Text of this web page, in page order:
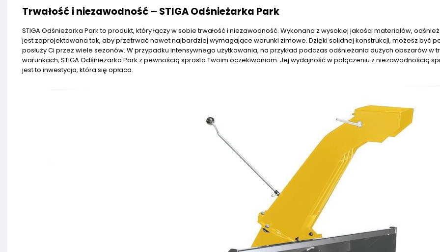
Trwałość i niezawodność – STIGA Odśnieżarka Park
STIGA Odśnieżarka Park to produkt, który łączy w sobie trwałość i niezawodność. Wykonana z wysokiej jakości materiałów,
jest zaprojektowana tak, aby przetrwać nawet najbardziej wymagające warunki zimowe. Dzięki solidnej konstrukcji, możesz być
posłuży Ci przez wiele sezonów. W przypadku intensywnego użytkowania, na przykład podczas odśnieżania dużych obszarów w
warunkach, STIGA Odśnieżarka Park z pewnością sprosta Twoim oczekiwaniom. Jej wydajność w połączeniu z niezawodnością
jest to inwestycja, która się opłaca.